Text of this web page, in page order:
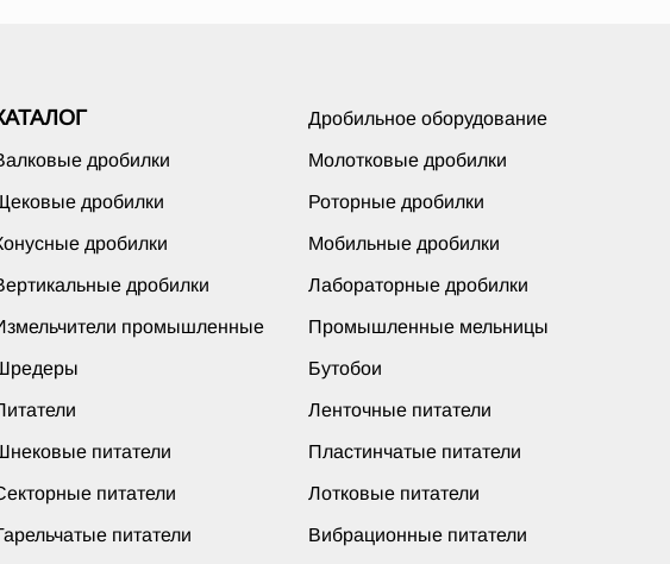
Дробильное оборудование
дробилки Молотковые дробилки
дробилки Роторные дробилки
дробилки Мобильные дробилки
дробилки Лабораторные дробилки
промышленные Промышленные мельницы
Бутобои
Ленточные питатели
питатели Пластинчатые питатели
питатели Лотковые питатели
питатели Вибрационные питатели